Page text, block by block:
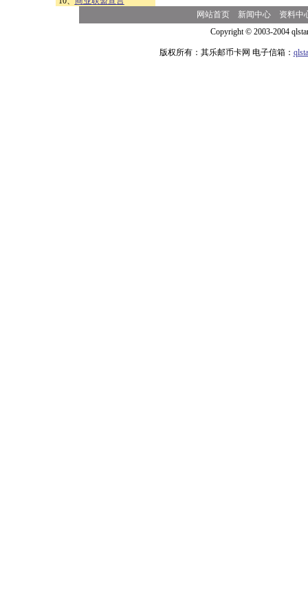
网站首页 新闻中心
资料中
Copyright © 2003-2004
版权所有：其乐邮币卡网 电子信箱：